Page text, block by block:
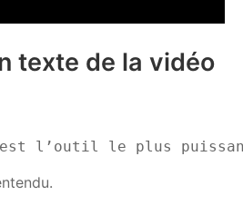
texte de la vidéo